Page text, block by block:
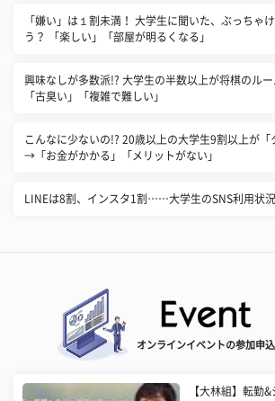
「嫌い」は１割未満！ 大学生に聞いた、ぶっちゃ
う？ 「楽しい」「部屋が明るくなる」
興味なしが多数派!? 大学生の半数以上が将棋のルー
「古臭い」「複雑で難しい」
こんなに少ないの!? 20歳以上の大学生9割以上が「
→「お金がかかる」「メリットがない」
LINEは8割、インスタ1割……大学生のSNS利用状
オンラインイベントの参加申込
【大林組】転勤